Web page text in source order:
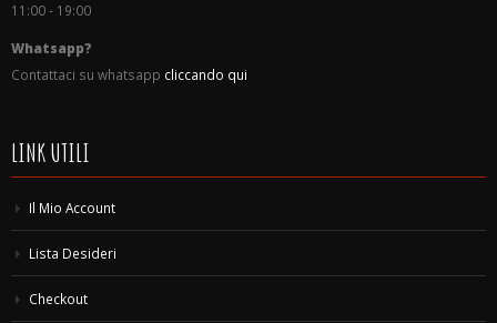
11:00 - 19:00
Whatsapp?
Contattaci su whatsapp cliccando qui
LINK UTILI
Il Mio Account
Lista Desideri
Checkout